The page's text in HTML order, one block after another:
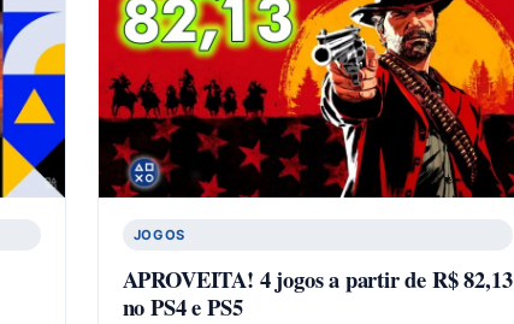
JOGOS
APROVEITA! 4 jogos a partir de R$ 82,13
no PS4 e PS5